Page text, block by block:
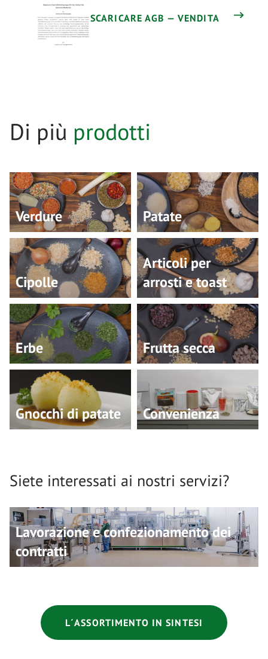
SCARICARE AGB — VENDITA
Di più prodotti
Verdure Patate
Cipolle
Articoli per
arrosti e toast
Erbe Frutta secca
Gnocchi di patate Convenienza
Siete interessati ai nostri servizi?
Lavorazione e confezionamento dei
contratti
L´ASSORTIMENTO IN SINTESI